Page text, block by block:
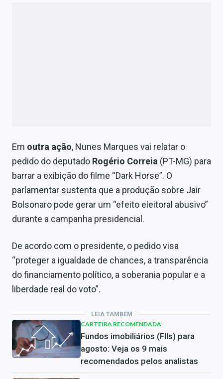
Em outra ação, Nunes Marques vai relatar o
pedido do deputado Rogério Correia (PT-MG) para
barrar a exibição do filme “Dark Horse”. O
parlamentar sustenta que a produção sobre Jair
Bolsonaro pode gerar um “efeito eleitoral abusivo”
durante a campanha presidencial.
De acordo com o presidente, o pedido visa
“proteger a igualdade de chances, a transparência
do financiamento político, a soberania popular e a
liberdade real do voto”.
LEIA TAMBÉM
CARTEIRA RECOMENDADA
Fundos imobiliários (FIIs) para
agosto: Veja os 9 mais
recomendados pelos analistas